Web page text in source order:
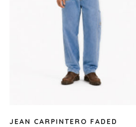
JEAN CARPINTERO FADED